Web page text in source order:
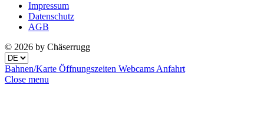
Impressum
Datenschutz
AGB
© 2026 by Chäserrugg
Bahnen/Karte Öffnungszeiten Webcams Anfahrt
Close menu